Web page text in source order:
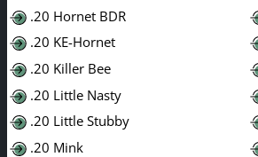
.20 Hornet BDR
.20 KE-Hornet
.20 Killer Bee
.20 Little Nasty
.20 Little Stubby
.20 Mink